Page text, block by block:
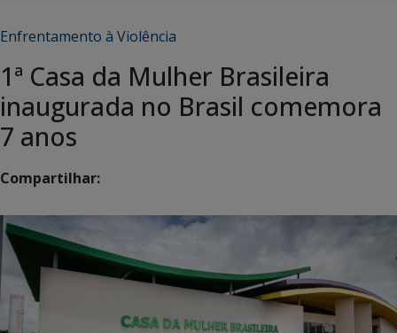
Enfrentamento à Violência
1ª Casa da Mulher Brasileira
inaugurada no Brasil comemora
7 anos
Compartilhar: